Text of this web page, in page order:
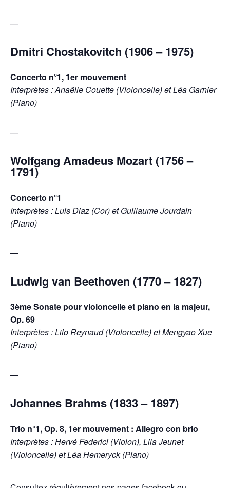
—
Dmitri Chostakovitch (1906 – 1975)
Concerto n°1, 1er mouvement
Interprètes : Anaëlle Couette (Violoncelle) et Léa Garnier
(Piano)
—
Wolfgang Amadeus Mozart (1756 –
1791)
Concerto n°1
Interprètes : Luis Diaz (Cor) et Guillaume Jourdain
(Piano)
—
Ludwig van Beethoven (1770 – 1827)
3ème Sonate pour violoncelle et piano en la majeur,
Op. 69
Interprètes : Lilo Reynaud (Violoncelle) et Mengyao Xue
(Piano)
—
Johannes Brahms (1833 – 1897)
Trio n°1, Op. 8, 1er mouvement : Allegro con brio
Interprètes : Hervé Federici (Violon), Lila Jeunet
(Violoncelle) et Léa Hemeryck (Piano)
—